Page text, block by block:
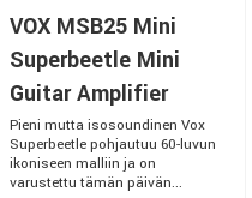
VOX MSB25 Mini
Superbeetle Mini
Guitar Amplifier
Pieni mutta isosoundinen Vox
Superbeetle pohjautuu 60-luvun
ikoniseen malliin ja on
varustettu tämän päivän...